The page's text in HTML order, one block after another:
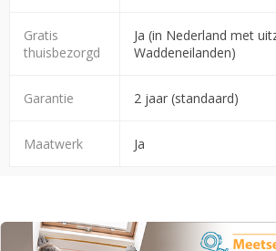
Gratis
thuisbezorgd
Ja (in Nederland met
Waddeneilanden)
Garantie 2 jaar (standaard)
Maatwerk Ja